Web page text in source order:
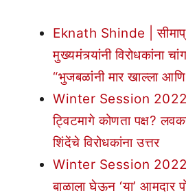
Eknath Shinde |
मुख्यमंत्र्यांनी विरोधकांना
“भुजबळांनी मार खाल्ला
Winter Session 2022 |
ट्विटमागे कोणता पक्ष?
शिंदेंचे विरोधकांना उत्तर
Winter Session 2022 |
बाळाला घेऊन ‘या’ आमदार